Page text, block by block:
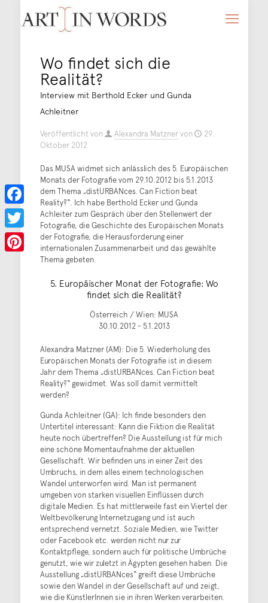
Wo findet sich die
Realität?
Interview mit Berthold Ecker und Gunda
Achleitner
Veröffentlicht von Alexandra Matznervon
29.
Oktober 2012
Das MUSA widmet sich anlässlich des 5. Europäischen
Monats der Fotografie vom 29.10.2012 bis 5.1.2013
dem Thema „distURBANces. Can Fiction beat
Reality?“. Ich habe Berthold Ecker und Gunda
Achleiter zum Gespräch über den Stellenwert der
Fotografie, die Geschichte des Europäischen Monats
der Fotografie, die Herausforderung einer
internationalen Zusammenarbeit und das gewählte
Thema gebeten.
5. Europäischer Monat der Fotografie: Wo
findet sich die Realität?
Österreich / Wien: MUSA
30.10.2012 - 5.1.2013
Alexandra Matzner (AM): Die 5. Wiederholung des
Europäischen Monats der Fotografie ist in diesem
Jahr dem Thema „distURBANces. Can Fiction beat
Reality?“ gewidmet. Was soll damit vermittelt
werden?
Gunda Achleitner (GA): Ich finde besonders den
Untertitel interessant: Kann die Fiktion die Realität
heute noch übertreffen? Die Ausstellung ist für mich
eine schöne Momentaufnahme der aktuellen
Gesellschaft. Wir befinden uns in einer Zeit des
Umbruchs, in dem alles einem technologischen
Wandel unterworfen wird. Man ist permanent
umgeben von starken visuellen Einflüssen durch
digitale Medien. Es hat mittlerweile fast ein Viertel der
Weltbevölkerung Internetzugang und ist auch
entsprechend vernetzt. Soziale Medien, wie Twitter
oder Facebook etc. werden nicht nur zur
Kontaktpflege, sondern auch für politische Umbrüche
genutzt, wie wir zuletzt in Ägypten gesehen haben. Die
Ausstellung „distURBANces“ greift diese Umbrüche
sowie den Wandel in der Gesellschaft auf und zeigt,
wie die KünstlerInnen sie in ihren Werken verarbeiten.
Facebook
Twitter